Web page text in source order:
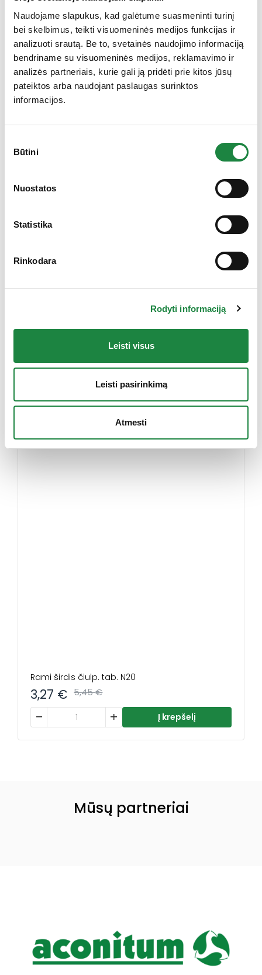
Naudojame slapukus, kad galėtume suasmeninti turinį
bei skelbimus, teikti visuomeninės medijos funkcijas ir
analizuoti srautą. Be to, svetainės naudojimo informaciją
bendriname su visuomeninės medijos, reklamavimo ir
analizės partneriais, kurie gali ją pridėti prie kitos jūsų
pateiktos arba naudojant paslaugas surinktos
informacijos.
pasirinkimas
Būtini
Nuostatos
Statistika
Rinkodara
Rodyti informaciją
Leisti visus
Leisti pasirinkimą
Atmesti
Cavacurmin Kurkumino
kompleksas (iš dažinių
ciberžolių (Curcuma longa)
šaknų ekstrakto
400 mg
Piperinas (iš juodųjų pipirų
(Piper nigrum) vaisių
ekstrakto)
5 mg
*RMV – referencinė maistinė vertė
Vartojimas
: 1 paketėlio turinį išberkite į stiklinę (200 ml)
paketėlį per dieną. Rekomenduojama vartoti vakare.
Neviršyti nustatytos rekomenduojamos dozės. Svarbu
būdas.Nėra maisto pakaitalas.
nepasiekiamoje vietoje. Vartojant dideliais kiekiais
̊C temperatūroje
Pagaminta: UAB „Aconitum“ pagal „Aconitum
www.aconitum.lt
PANAŠŪS PRODUKTAI
-40%
Rami širdis čiulp. tab. N20
5,45€
3,27 €
produkto kiekis: Rami širdis čiulp. tab. N20
Į krepšelį
Mūsų partneriai
Gauk 10% nuolaidą!